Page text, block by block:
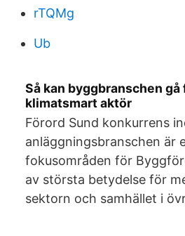
rTQMg
Ub
Så kan byggbranschen
klimatsmart aktör
Förord Sund konkurrens
anläggningsbranschen är
fokusområden för
av största betydelse för
sektorn och samhället i